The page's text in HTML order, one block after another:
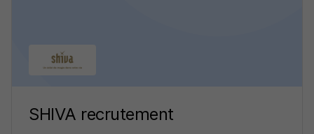
SHIVA recrutement